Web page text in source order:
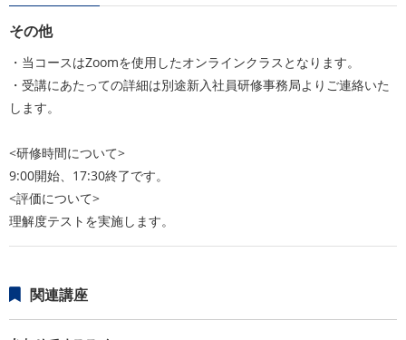
その他
・当コースはZoomを使用したオンラインクラスとなります。
・受講にあたっての詳細は別途新入社員研修事務局よりご連絡いた
します。
<研修時間について>
9:00開始、17:30終了です。
<評価について>
理解度テストを実施します。
関連講座